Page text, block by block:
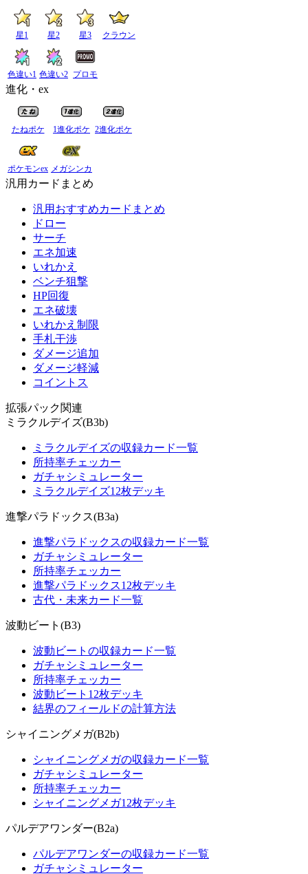
星1 星2 星3 クラウン
色違い1 色違い2 プロモ
進化・ex
たねポケ 1進化ポケ 2進化ポケ
ポケモンex メガシンカ
汎用カードまとめ
汎用おすすめカードまとめ
ドロー
サーチ
エネ加速
いれかえ
ベンチ狙撃
HP回復
エネ破壊
いれかえ制限
手札干渉
ダメージ追加
ダメージ軽減
コイントス
拡張パック関連
ミラクルデイズ(B3b)
ミラクルデイズの収録カード一覧
所持率チェッカー
ガチャシミュレーター
ミラクルデイズ12枚デッキ
進撃パラドックス(B3a)
進撃パラドックスの収録カード一覧
ガチャシミュレーター
所持率チェッカー
進撃パラドックス12枚デッキ
古代・未来カード一覧
波動ビート(B3)
波動ビートの収録カード一覧
ガチャシミュレーター
所持率チェッカー
波動ビート12枚デッキ
結界のフィールドの計算方法
シャイニングメガ(B2b)
シャイニングメガの収録カード一覧
ガチャシミュレーター
所持率チェッカー
シャイニングメガ12枚デッキ
パルデアワンダー(B2a)
パルデアワンダーの収録カード一覧
ガチャシミュレーター